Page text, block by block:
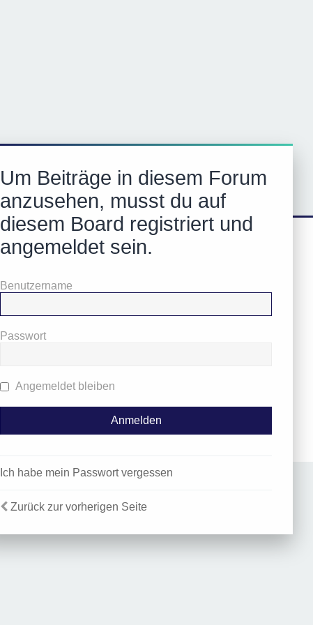
Um Beiträge in diesem Forum
anzusehen, musst du auf
diesem Board registriert und
angemeldet sein.
Benutzername
Passwort
Angemeldet bleiben
Ich habe mein Passwort vergessen
Zurück zur vorherigen Seite